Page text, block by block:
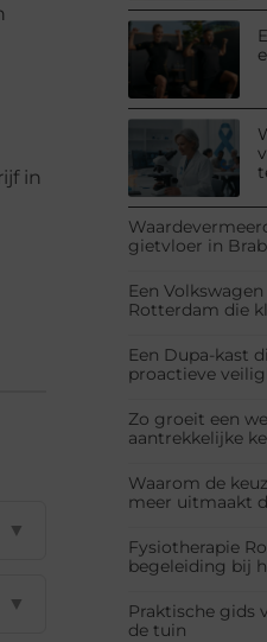
in
▼
▼
gietvloer in
Een
Rotterdam die
Een Dupa-kast
proactieve
Zo groeit een
aantrekkelijke
Waarom de
meer uitmaakt
Fysiotherapie
begeleiding bij
Praktische gids
de tuin